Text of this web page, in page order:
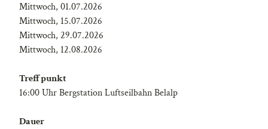
Mittwoch, 01.07.2026
Mittwoch, 15.07.2026
Mittwoch, 29.07.2026
Mittwoch, 12.08.2026
Treffpunkt
16:00 Uhr Bergstation Luftseilbahn Belalp
Dauer